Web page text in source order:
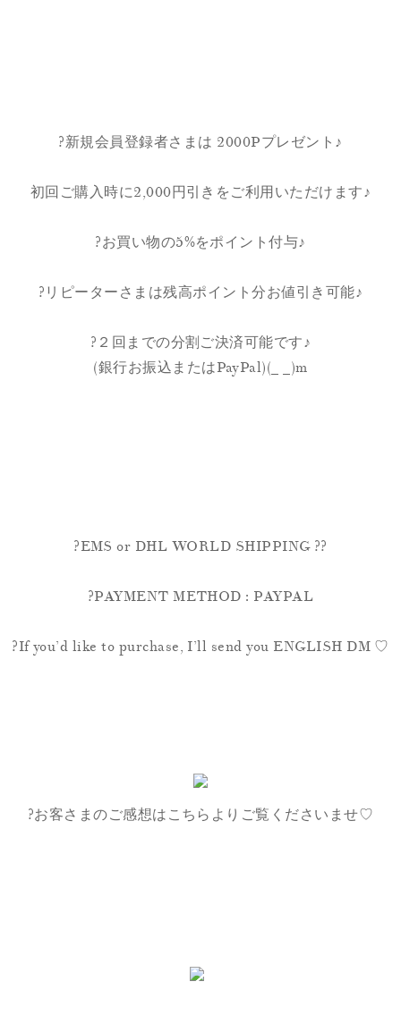
?新規会員登録者さまは 2000Pプレゼント♪
初回ご購入時に2,000円引きをご利用いただけます♪
?お買い物の5%をポイント付与♪
?リピーターさまは残高ポイント分お値引き可能♪
?２回までの分割ご決済可能です♪
(銀行お振込またはPayPal)(_ _)m
?EMS or DHL WORLD SHIPPING ??
?PAYMENT METHOD : PAYPAL
?If you’d like to purchase, I’ll send you ENGLISH DM ♡
?お客さまのご感想はこちらよりご覧くださいませ♡